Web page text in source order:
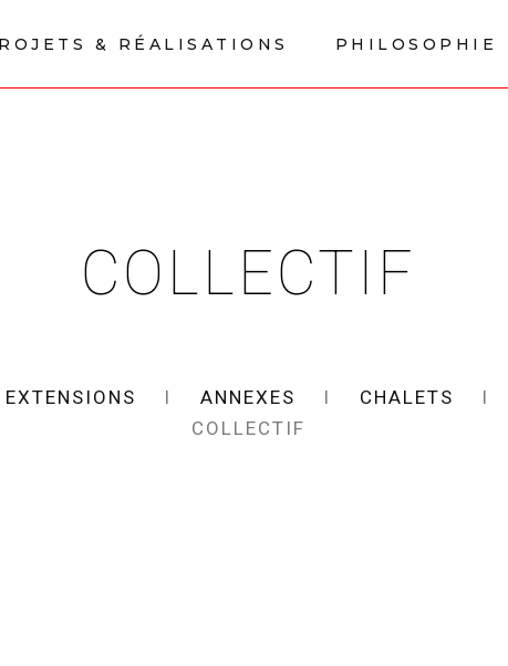
& RÉALISATIONS PHILOSOPHIE
COLLECTIF
EXTENSIONS l ANNEXES l CHALETS l
COLLECTIF